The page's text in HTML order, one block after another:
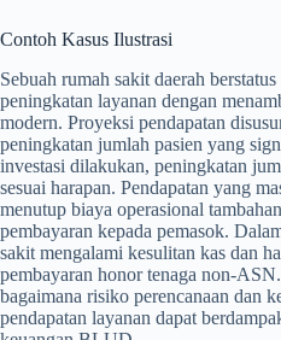
Contoh Kasus Ilustrasi
Sebuah rumah sakit daerah
peningkatan layanan dengan
modern. Proyeksi pendapatan
peningkatan jumlah pasien yang
investasi dilakukan, peningkatan
sesuai harapan. Pendapatan yang
menutup biaya operasional
pembayaran kepada pemasok.
sakit mengalami kesulitan kas dan
pembayaran honor tenaga non-
bagaimana risiko perencanaan dan
pendapatan layanan dapat